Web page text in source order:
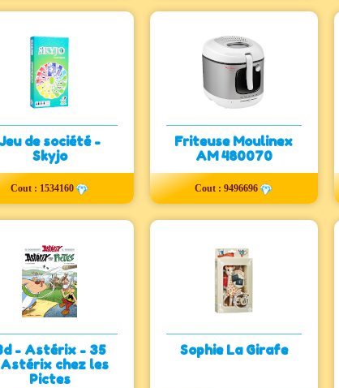
de société -
Skyjo
Cout : 1534160
Friteuse Moulinex
AM 480070
Cout : 9496696
- Astérix - 35
chez les
Pictes
Sophie La Girafe